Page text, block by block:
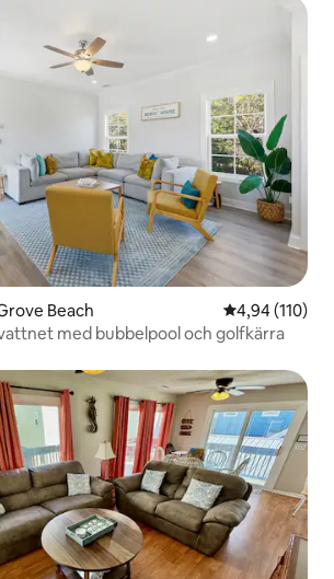
Beach 4,94 av 5 i
4,94 (110)
vattnet med bubbelpool och golfkärra